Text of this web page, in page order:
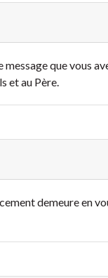
que vous
et au Père.
demeure en